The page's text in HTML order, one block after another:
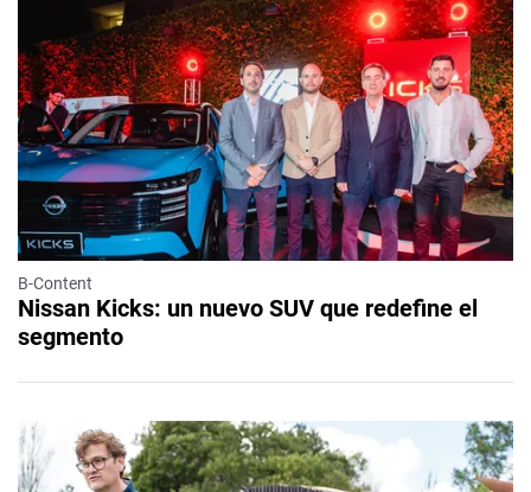
B-Content
Nissan Kicks: un nuevo SUV que redefine el
segmento